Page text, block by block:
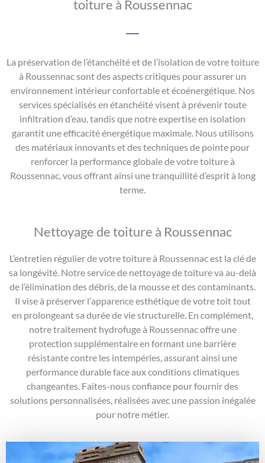
toiture à Roussennac
La préservation de l’étanchéité et de l’isolation de votre toiture
à Roussennac sont des aspects critiques pour assurer un
environnement intérieur confortable et écoénergétique. Nos
services spécialisés en étanchéité visent à prévenir toute
infiltration d’eau, tandis que notre expertise en isolation
garantit une efficacité énergétique maximale. Nous utilisons
des matériaux innovants et des techniques de pointe pour
renforcer la performance globale de votre toiture à
Roussennac, vous offrant ainsi une tranquillité d’esprit à long
terme.
Nettoyage de toiture à Roussennac
L’entretien régulier de votre toiture à Roussennac est la clé de
sa longévité. Notre service de nettoyage de toiture va au-delà
de l’élimination des débris, de la mousse et des contaminants.
Il vise à préserver l’apparence esthétique de votre toit tout
en prolongeant sa durée de vie structurelle. En complément,
notre traitement hydrofuge à Roussennac offre une
protection supplémentaire en formant une barrière
résistante contre les intempéries, assurant ainsi une
performance durable face aux conditions climatiques
changeantes. Faites-nous confiance pour fournir des
solutions personnalisées, réalisées avec une passion inégalée
pour notre métier.